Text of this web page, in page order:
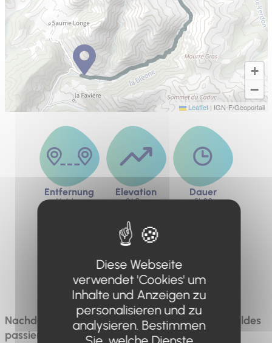
+
−
Leaflet | IGN-F/Geoportail
Entfernung
16.6 km
Elevation
860m
Dauer
5h30
Schwierigkeit
Sehr schwierig
Nachdem man die obere Grenze des Lärchenwaldes
passiert und den Pas de la Piche überquert hat,
Diese Webseite
verwendet 'Cookies' um
Inhalte und Anzeigen zu
personalisieren und zu
analysieren. Bestimmen
Sie, welche Dienste